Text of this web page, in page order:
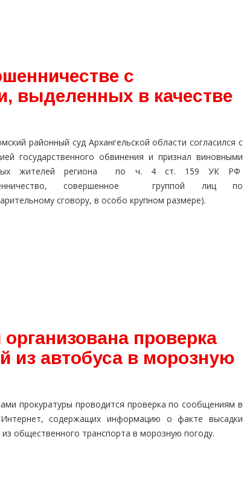
с
выделенных в качестве
районный суд Архангельской области согласился с
государственного обвинения и признал виновными
жителей региона по ч. 4 ст. 159 УК РФ
совершенное группой лиц по
сговору, в особо крупном размере).
проверка
из автобуса в морозную
прокуратуры проводится проверка по сообщениям в
содержащих информацию о факте высадки
из общественного транспорта в морозную погоду.